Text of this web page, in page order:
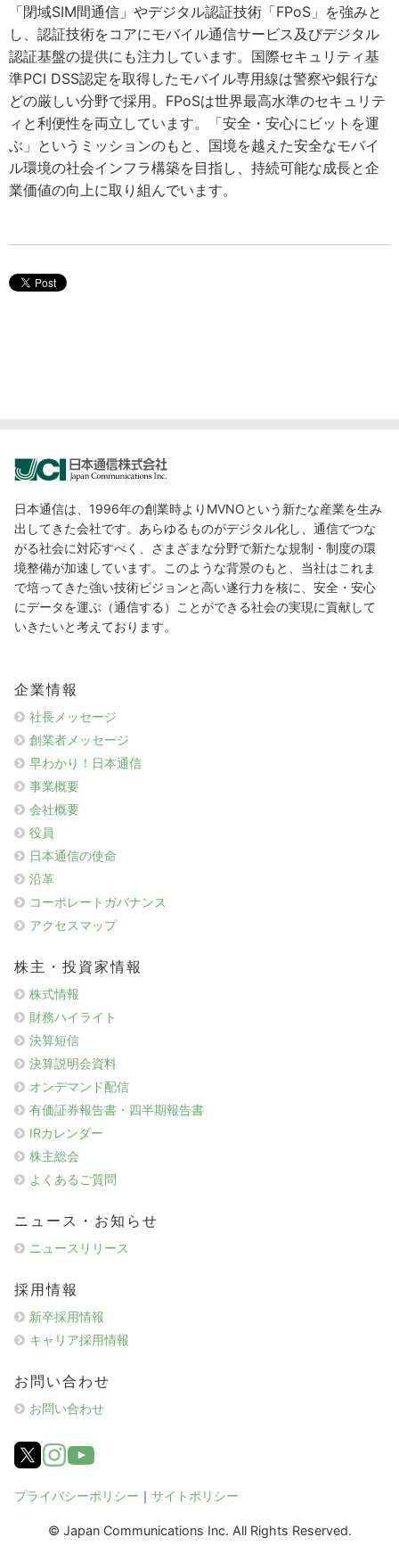
「閉域SIM間通信」やデジタル認証技術「FPoS」を強みと
し、認証技術をコアにモバイル通信サービス及びデジタル
認証基盤の提供にも注力しています。国際セキュリティ基
準PCI DSS認定を取得したモバイル専用線は警察や銀行な
どの厳しい分野で採用。FPoSは世界最高水準のセキュリテ
ィと利便性を両立しています。「安全・安心にビットを運
ぶ」というミッションのもと、国境を越えた安全なモバイ
ル環境の社会インフラ構築を目指し、持続可能な成長と企
業価値の向上に取り組んでいます。
日本通信は、1996年の創業時よりMVNOという新たな産業を生み
出してきた会社です。あらゆるものがデジタル化し、通信でつな
がる社会に対応すべく、さまざまな分野で新たな規制・制度の環
境整備が加速しています。このような背景のもと、当社はこれま
で培ってきた強い技術ビジョンと高い遂行力を核に、安全・安心
にデータを運ぶ（通信する）ことができる社会の実現に貢献して
いきたいと考えております。
企業情報
社長メッセージ
創業者メッセージ
早わかり！日本通信
事業概要
会社概要
役員
日本通信の使命
沿革
コーポレートガバナンス
アクセスマップ
株主・投資家情報
株式情報
財務ハイライト
決算短信
決算説明会資料
オンデマンド配信
有価証券報告書・四半期報告書
IRカレンダー
株主総会
よくあるご質問
ニュース・お知らせ
ニュースリリース
採用情報
新卒採用情報
キャリア採用情報
お問い合わせ
お問い合わせ
プライバシーポリシー ｜ サイトポリシー
© Japan Communications Inc. All Rights Reserved.